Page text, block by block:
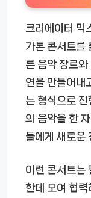
크리에이터 믹
가톤 콘서트를
른 음악 장르
연을 만들어내
는 형식으로
의 음악을 한
들에게 새로운
이런 콘서트는
한데 모여 협력